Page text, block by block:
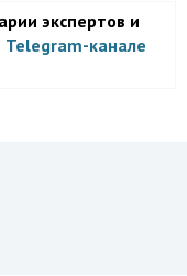
экспертов и
Telegram-канале